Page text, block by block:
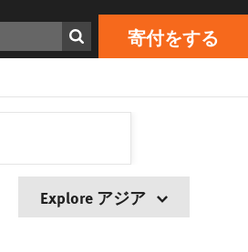
寄付をする
Explore アジア